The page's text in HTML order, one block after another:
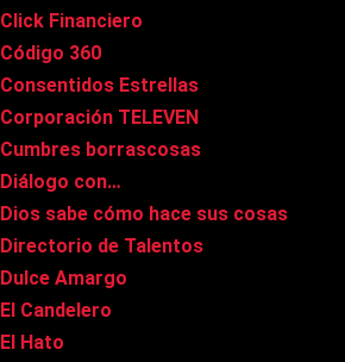
Click Financiero
Código 360
Consentidos Estrellas
Corporación TELEVEN
Cumbres borrascosas
Diálogo con…
Dios sabe cómo hace sus cosas
Directorio de Talentos
Dulce Amargo
El Candelero
El Hato